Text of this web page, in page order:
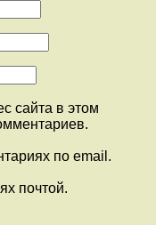
сайта в этом
по email.
почтой.